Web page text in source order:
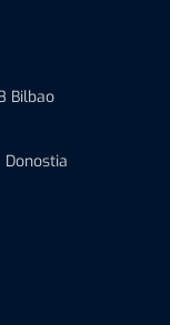
Bilbao